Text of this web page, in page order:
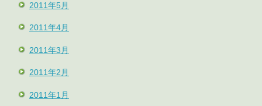
2011年5月
2011年4月
2011年3月
2011年2月
2011年1月